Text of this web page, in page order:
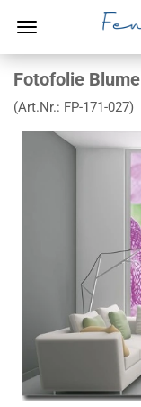
Fotofolie Blume
(Art.Nr.: FP-171-027)